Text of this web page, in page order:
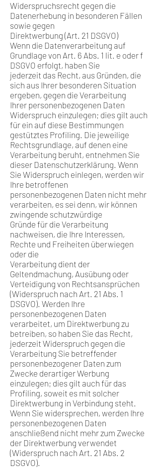
Widerspruchsrecht gegen die
Datenerhebung in besonderen Fällen
sowie gegen
Direktwerbung (Art. 21 DSGVO)
Wenn die Datenverarbeitung auf
Grundlage von Art. 6 Abs. 1 lit. e oder f
DSGVO erfolgt, haben Sie
jederzeit das Recht, aus Gründen, die
sich aus Ihrer besonderen Situation
ergeben, gegen die Verarbeitung
Ihrer personenbezogenen Daten
Widerspruch einzulegen; dies gilt auch
für ein auf diese Bestimmungen
gestütztes Profiling. Die jeweilige
Rechtsgrundlage, auf denen eine
Verarbeitung beruht, entnehmen Sie
dieser Datenschutzerklärung. Wenn
Sie Widerspruch einlegen, werden wir
Ihre betroffenen
personenbezogenen Daten nicht mehr
verarbeiten, es sei denn, wir können
zwingende schutzwürdige
Gründe für die Verarbeitung
nachweisen, die Ihre Interessen,
Rechte und Freiheiten überwiegen
oder die
Verarbeitung dient der
Geltendmachung, Ausübung oder
Verteidigung von Rechtsansprüchen
(Widerspruch nach Art. 21 Abs. 1
DSGVO). Werden Ihre
personenbezogenen Daten
verarbeitet, um Direktwerbung zu
betreiben, so haben Sie das Recht,
jederzeit Widerspruch gegen die
Verarbeitung Sie betreffender
personenbezogener Daten zum
Zwecke derartiger Werbung
einzulegen; dies gilt auch für das
Profiling, soweit es mit solcher
Direktwerbung in Verbindung steht.
Wenn Sie widersprechen, werden Ihre
personenbezogenen Daten
anschließend nicht mehr zum Zwecke
der Direktwerbung verwendet
(Widerspruch nach Art. 21 Abs. 2
DSGVO).